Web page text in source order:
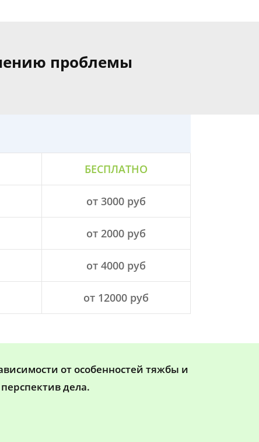
проблемы
БЕСПЛАТНО
от 3000 руб
от 2000 руб
от 4000 руб
от 12000 руб
от особенностей тяжбы и
дела.